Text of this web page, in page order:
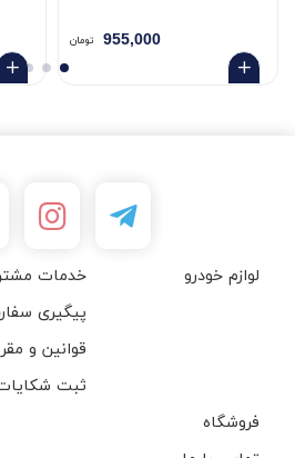
955,000 تومان
لوازم خودرو
خدمات
پیگیری
قوانین و
ثبت
فروشگاه